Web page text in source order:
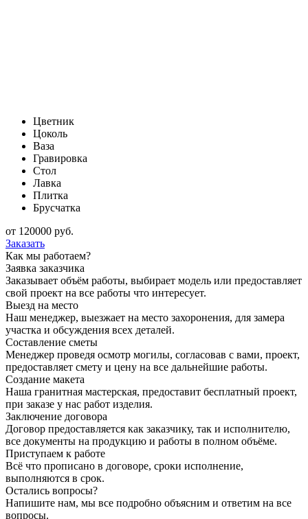
Цветник
Цоколь
Ваза
Гравировка
Стол
Лавка
Плитка
Брусчатка
от 120000 руб.
Заказать
Как мы работаем?
Заявка заказчика
Заказывает объём работы, выбирает модель или предоставляет
свой проект на все работы что интересует.
Выезд на место
Наш менеджер, выезжает на место захоронения, для замера
участка и обсуждения всех деталей.
Составление сметы
Менеджер проведя осмотр могилы, согласовав с вами, проект,
предоставляет смету и цену на все дальнейшие работы.
Создание макета
Наша гранитная мастерская, предоставит бесплатный проект,
при заказе у нас работ изделия.
Заключение договора
Договор предоставляется как заказчику, так и исполнителю,
все документы на продукцию и работы в полном объёме.
Приступаем к работе
Всё что прописано в договоре, сроки исполнение,
выполняются в срок.
Остались вопросы?
Напишите нам, мы все подробно объясним и ответим на все
вопросы.